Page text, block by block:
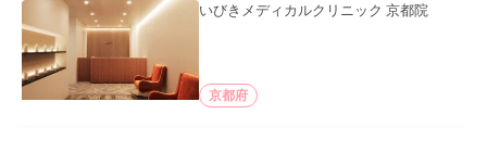
いびきメディカルクリニック 京都院
京都府